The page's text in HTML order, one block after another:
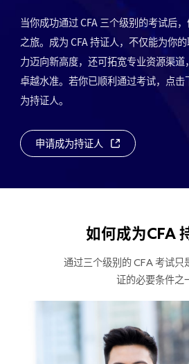
当你成功通过 CFA 三个级别的考试后
之旅。成为 CFA 持证人，不仅能为你
力迈向新高度，还可拓宽专业资源渠道
卓越水准。若你已顺利通过考试，点
为持证人。
申请成为持证人
如何成为CFA
通过三个级别的 CFA 考试只
证的必要条件之